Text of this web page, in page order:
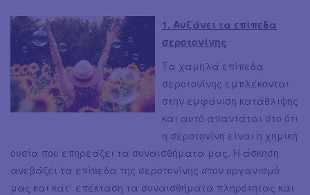
1. Αυξάνει τα επίπεδα
σεροτονίνης
Τα χαμηλά επίπεδα
σεροτονίνης εμπλέκονται
στην εμφάνιση κατάθλιψης
και αυτό απαντάται στο ότι
η σεροτονίνη είναι η χημική
ουσία που επηρεάζει τα συναισθήματα μας. Η άσκηση
ανεβάζει τα επίπεδα της σεροτονίνης στον οργανισμό
μας και κατ΄ επέκταση τα συναισθήματα πληρότητας και